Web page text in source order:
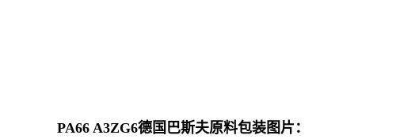
PA66 A3ZG6德国巴斯夫原料包装图片：